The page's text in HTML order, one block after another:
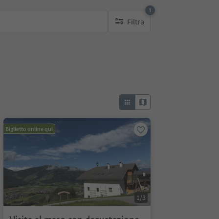
Filtra
1
1 filtro attivo
Biglietto online qui
1/3